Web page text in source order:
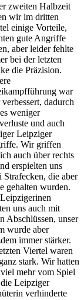
zweiten Halbzeit
wir im dritten
einige Vorteile,
gute Angriffe
aber leider fehlte
bei der letzten
die Präzision.
war
verbessert, dadurch
weniger
und auch
Leipziger
Wir griffen
auch über rechts
erspielten uns
Strafecken, die aber
gehalten wurden.
uns auch mit
Abschlüssen, unser
wurde aber
immer stärker.
Viertel waren
stark. Wir hatten
mehr vom Spiel
Leipziger
verhinderte